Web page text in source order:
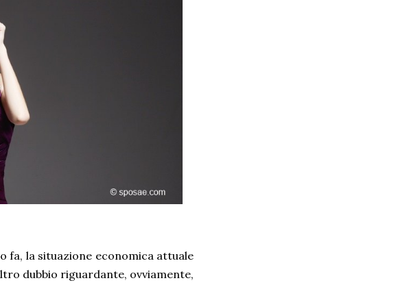
fa, la situazione economica attuale
dubbio riguardante, ovviamente,